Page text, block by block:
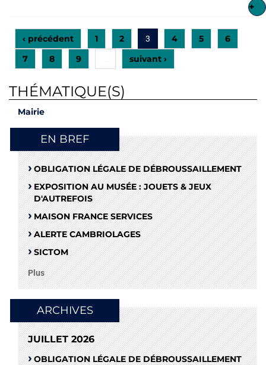
+
‹ précédent 1 2 3 4 5
6
7
8 9 suivant ›
THÉMATIQUE(S)
Mairie
EN BREF
OBLIGATION LÉGALE DE DÉBROUSSAILLEMENT
EXPOSITION AU MUSÉE : JOUETS & JEUX
D'AUTREFOIS
MAISON FRANCE SERVICES
ALERTE CAMBRIOLAGES
SICTOM
Plus
ARCHIVES
JUILLET 2026
OBLIGATION LÉGALE DE DÉBROUSSAILLEMENT